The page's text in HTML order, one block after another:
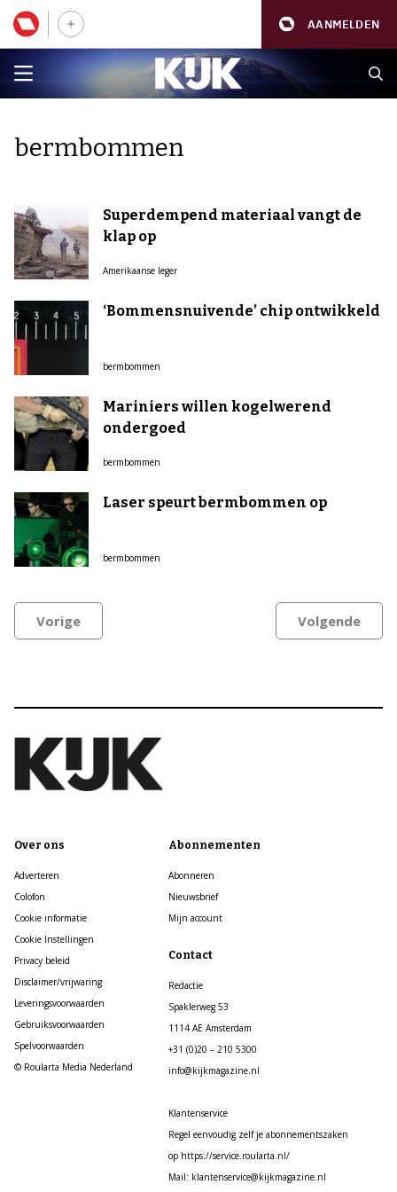
AANMELDEN
bermbommen
Superdempend materiaal vangt de
klap op
Amerikaanse leger
‘Bommensnuivende’ chip ontwikkeld
bermbommen
Mariniers willen kogelwerend
ondergoed
bermbommen
Laser speurt bermbommen op
bermbommen
Vorige Volgende
Over ons
Adverteren
Colofon
Cookie informatie
Cookie Instellingen
Privacy beleid
Disclaimer/vrijwaring
Leveringsvoorwaarden
Gebruiksvoorwaarden
Spelvoorwaarden
© Roularta Media Nederland
Abonnementen
Abonneren
Nieuwsbrief
Mijn account
Contact
Redactie
Spaklerweg 53
1114 AE Amsterdam
+31 (0)20 – 210 5300
info@kijkmagazine.nl
Klantenservice
Regel eenvoudig zelf je abonnementszaken
op https://service.roularta.nl/
Mail: klantenservice@kijkmagazine.nl